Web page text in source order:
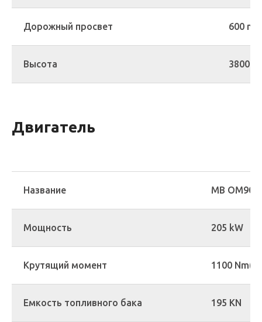
Дорожный просвет 600
Высота 3800
Двигатель
Название MB
Мощность 205 kW
Крутящий момент 1100
Емкость топливного бака 195 KN